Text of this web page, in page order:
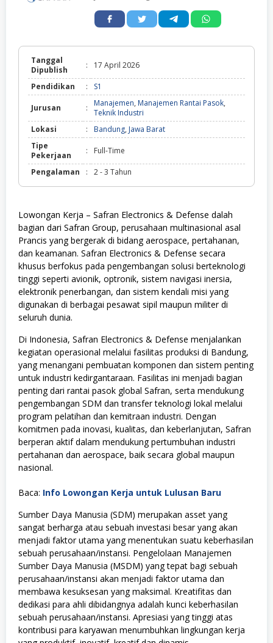
Tanggal
Dipublish
: 17 April 2026
Pendidikan : S1
Jurusan : Manajemen, Manajemen Rantai Pasok,
Teknik Industri
Lokasi
: Bandung, Jawa Barat
Tipe
Pekerjaan
: Full-Time
Pengalaman : 2 - 3 Tahun
Lowongan Kerja – Safran Electronics & Defense dalah
bagian dari Safran Group, perusahaan multinasional asal
Prancis yang bergerak di bidang aerospace, pertahanan,
dan keamanan. Safran Electronics & Defense secara
khusus berfokus pada pengembangan solusi berteknologi
tinggi seperti avionik, optronik, sistem navigasi inersia,
elektronik penerbangan, dan sistem kendali misi yang
digunakan di berbagai pesawat sipil maupun militer di
seluruh dunia.
Di Indonesia, Safran Electronics & Defense menjalankan
kegiatan operasional melalui fasilitas produksi di Bandung,
yang menangani pembuatan komponen dan sistem penting
untuk industri kedirgantaraan. Fasilitas ini menjadi bagian
penting dari rantai pasok global Safran, serta mendukung
pengembangan SDM dan transfer teknologi lokal melalui
program pelatihan dan kemitraan industri. Dengan
komitmen pada inovasi, kualitas, dan keberlanjutan, Safran
berperan aktif dalam mendukung pertumbuhan industri
pertahanan dan aerospace, baik secara global maupun
nasional.
Baca: Info Lowongan Kerja untuk Lulusan Baru
Sumber Daya Manusia (SDM) merupakan asset yang
sangat berharga atau sebuah investasi besar yang akan
menjadi faktor utama yang menentukan suatu keberhasilan
sebuah perusahaan/instansi. Pengelolaan Manajemen
Sumber Daya Manusia (MSDM) yang tepat bagi sebuah
perusahaan/instansi akan menjadi faktor utama dan
membawa kesuksesan yang maksimal. Kreatifitas dan
dedikasi para ahli dibidangnya adalah kunci keberhasilan
sebuah perusahaan/instansi. Apresiasi yang tinggi atas
kontribusi para karyawan menumbuhkan lingkungan kerja